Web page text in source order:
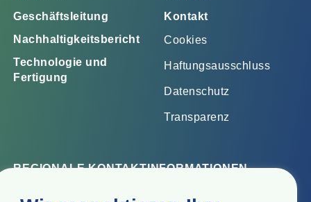
Geschäftsleitung
Nachhaltigkeitsbericht
Technologie und
Fertigung
Kontakt
Cookies
Haftungsausschluss
Datenschutz
Transparenz
REGIONALE KONTAKTINFORMATIONEN
Firmensitz